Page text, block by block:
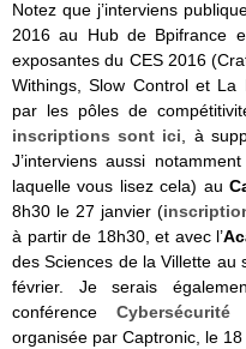
Notez que j’interviens
2016 au Hub de Bpifrance
exposantes du CES 2016
Withings, Slow Control et La
par les pôles de
inscriptions sont ici, à
J’interviens aussi
laquelle vous lisez cela) au
8h30 le 27 janvier (
à partir de 18h30, et avec l’
des Sciences de la Villette au
février. Je serais
conférence
organisée par Captronic, le 18